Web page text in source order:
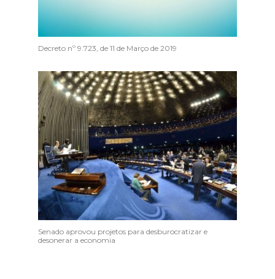
Decreto nº 9.723, de 11 de Março de 2019
Senado aprovou projetos para desburocratizar e
desonerar a economia